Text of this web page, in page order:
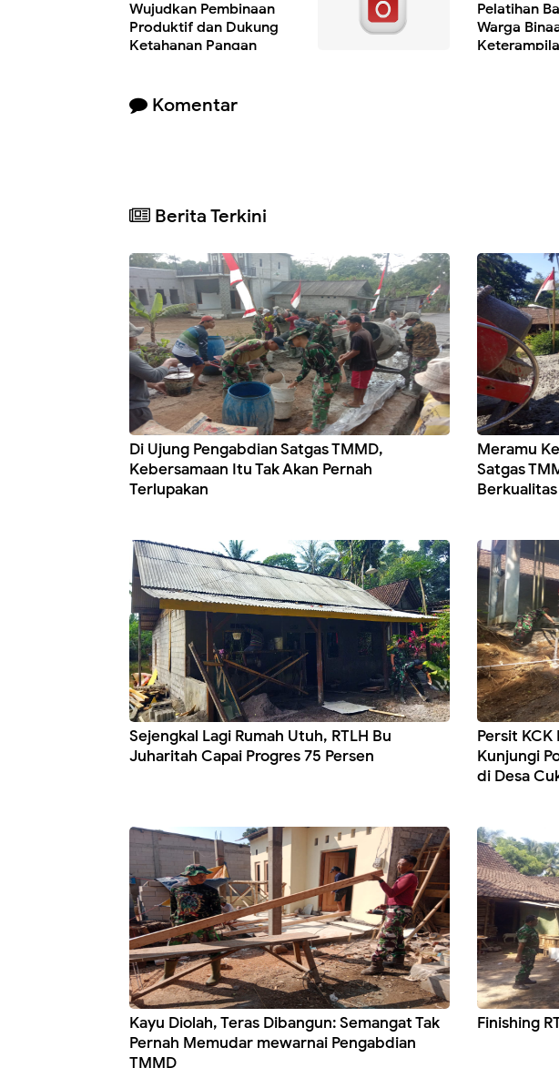
Wujudkan Pembinaan
Produktif dan Dukung
Ketahanan Pangan
Pelatihan
Warga
Komentar
Berita Terkini
Di Ujung Pengabdian Satgas TMMD,
Kebersamaan Itu Tak Akan Pernah
Terlupakan
Meramu
Satgas
Berkualitas
Sejengkal Lagi Rumah Utuh, RTLH Bu
Juharitah Capai Progres 75 Persen
Persit
Kunjungi
di Desa
Kayu Diolah, Teras Dibangun: Semangat Tak
Pernah Memudar mewarnai Pengabdian
TMMD
Finishing